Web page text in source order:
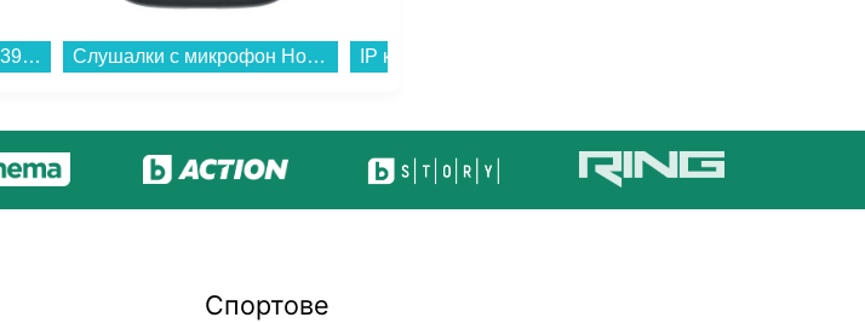
Бойлер Елдом WVY08039F 80L 2KW STYLE , 2 , 75 , C , Вертикален... Слушалки с микрофон Honor EARBUDS 4 BLACK , Bluetooth , IN-EAR (ТАПИ)...
Спортове